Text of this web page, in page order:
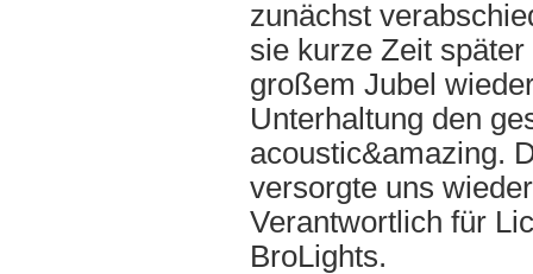
zunächst
sie kurze Zeit
großem Jubel
Unterhaltung den
acoustic&amazing.
versorgte uns
Verantwortlich für
BroLights.